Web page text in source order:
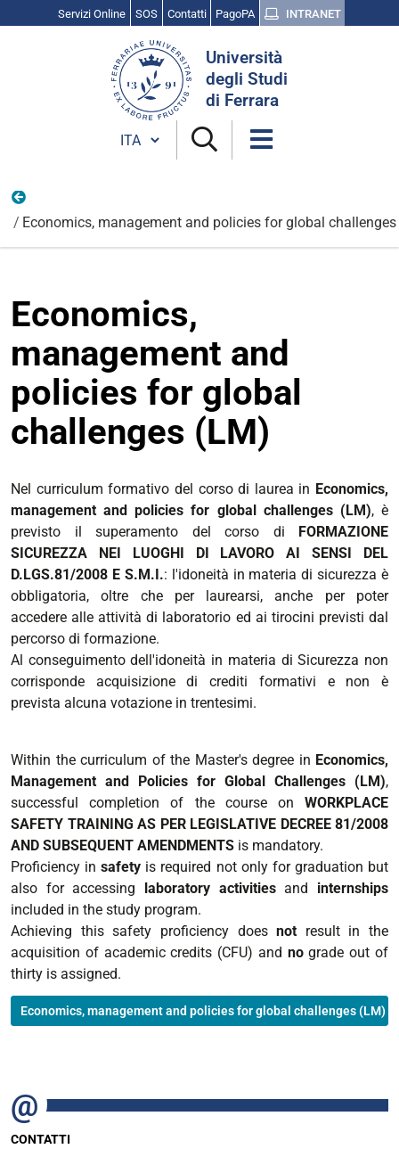
Servizi Online SOS Contatti PagoPA INTRANET
Università
degli Studi
di Ferrara
Cambia lingua
Economics, management and policies for global
Economics,
management and
policies for global
challenges (LM)
Nel curriculum formativo del corso di laurea in Economics,
management and policies for global challenges (LM), è
previsto il superamento del corso di FORMAZIONE
SICUREZZA NEI LUOGHI DI LAVORO AI SENSI DEL
D.LGS.81/2008 E S.M.I.: l'idoneità in materia di sicurezza è
obbligatoria, oltre che per laurearsi, anche per poter
accedere alle attività di laboratorio ed ai tirocini previsti dal
percorso di formazione.
Al conseguimento dell'idoneità in materia di Sicurezza non
corrisponde acquisizione di crediti formativi e non è
prevista alcuna votazione in trentesimi.
Within the curriculum of the Master's degree in Economics,
Management and Policies for Global Challenges (LM),
successful completion of the course on WORKPLACE
SAFETY TRAINING AS PER LEGISLATIVE DECREE 81/2008
AND SUBSEQUENT AMENDMENTS is mandatory.
Proficiency insafety is required not only for graduation but
also for accessing laboratory activitiesand internships
included in the study program.
Achieving this safety proficiency doesnot result in the
acquisition of academic credits (CFU) and nograde out of
thirty is assigned.
Economics, management and policies for global challenges (LM)
CONTATTI